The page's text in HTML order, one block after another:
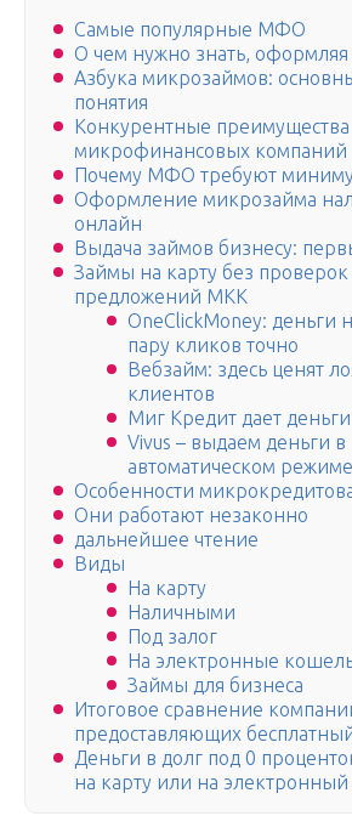
Самые популярные МФО
О чем нужно знать,
Азбука микрозаймов:
понятия
Конкурентные преимущества
микрофинансовых компаний
Почему МФО требуют
Оформление микрозайма
онлайн
Выдача займов бизнесу:
Займы на карту без
предложений МКК
OneClickMoney: деньги
пару кликов точно
Вебзайм: здесь ценят
клиентов
Миг Кредит дает
Vivus – выдаем деньги в
автоматическом режиме
Особенности
Они работают незаконно
дальнейшее чтение
Виды
На карту
Наличными
Под залог
На электронные
Займы для бизнеса
Итоговое сравнение
предоставляющих
Деньги в долг под 0
на карту или на